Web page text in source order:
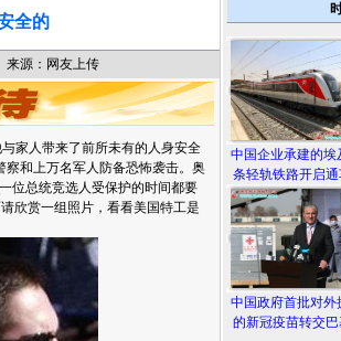
全的
来源：网友上传
家人带来了前所未有的人身安全
和上万名军人防备恐怖袭击。奥
位总统竞选人受保护的时间都要
欣赏一组照片，看看美国特工是
中国企业承建的埃
条轻轨铁路开启通
中国政府首批对外
的新冠疫苗转交巴